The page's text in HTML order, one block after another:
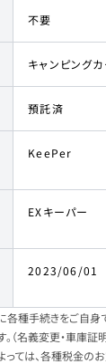
不要
キャンピング
預託済
KeePer
EXキーパー
2023/06/01
種手続きをご自身
（名義変更・車庫証
ては、各種税金の